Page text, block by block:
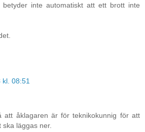
betyder inte automatiskt att ett brott inte
kl. 08:51
att åklagaren är för teknikokunnig för att
läggas ner.